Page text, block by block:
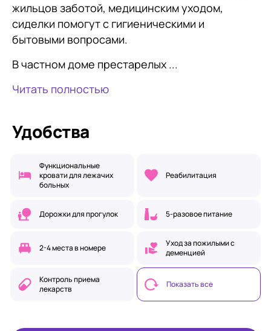
жильцов заботой, медицинским уходом,
сиделки помогут с гигиеническими и
бытовыми вопросами.
В частном доме престарелых ...
Читать полностью
Удобства
Функциональные
кровати для лежачих
больных
Реабилитация
Дорожки для прогулок 5-разовое питание
2-4 места в номере
Уход за пожилыми с
деменцией
Контроль приема
лекарств
Показать все